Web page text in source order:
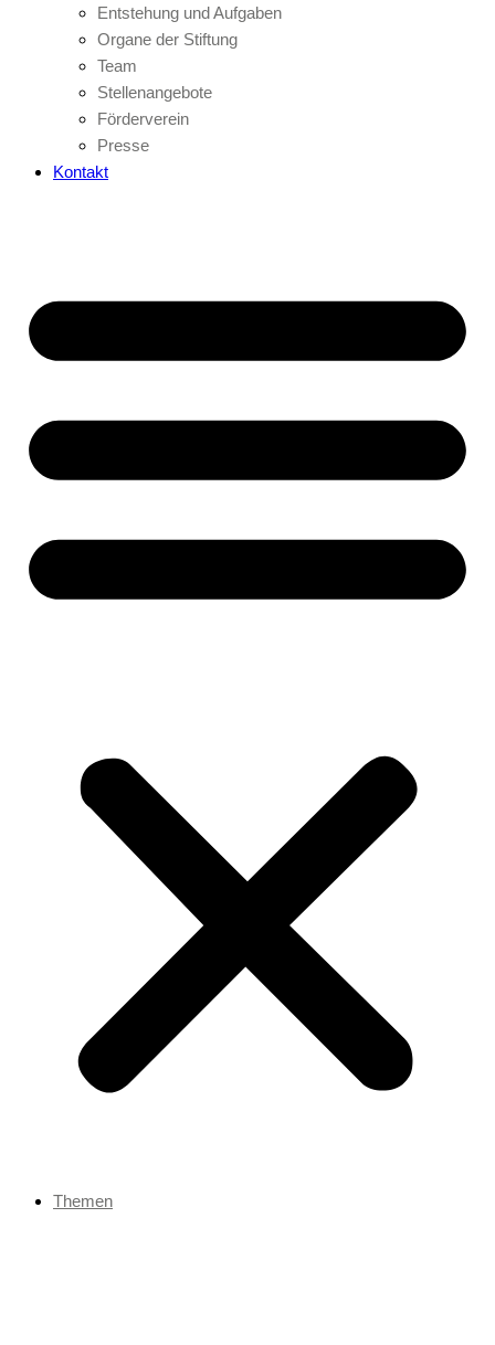
Entstehung und Aufgaben
Organe der Stiftung
Team
Stellenangebote
Förderverein
Presse
Kontakt
Themen